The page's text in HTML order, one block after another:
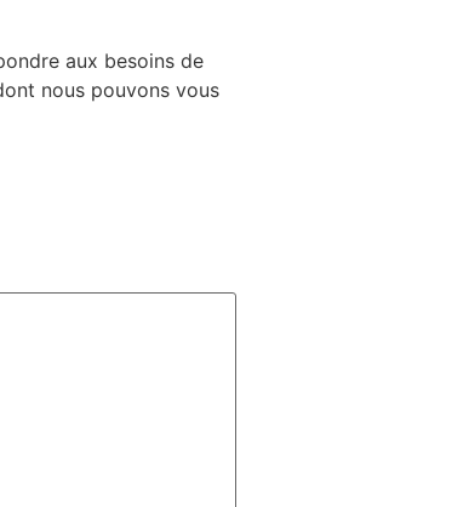
aux besoins de
nous pouvons vous